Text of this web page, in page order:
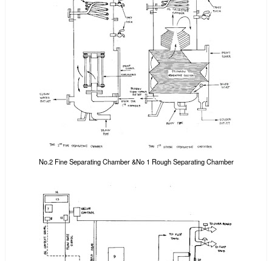
No.2 Fine Separating Chamber &No 1 Rough Separating Chamber